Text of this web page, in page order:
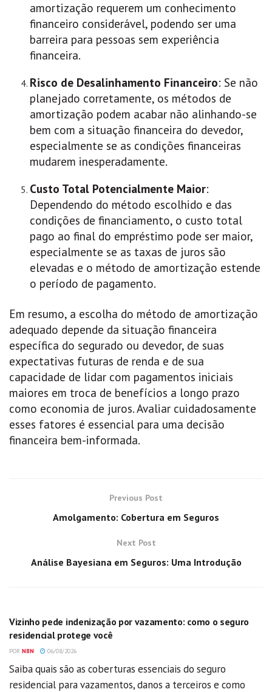
amortização requerem um conhecimento
financeiro considerável, podendo ser uma
barreira para pessoas sem experiência
financeira.
Risco de Desalinhamento Financeiro: Se não
planejado corretamente, os métodos de
amortização podem acabar não alinhando-se
bem com a situação financeira do devedor,
especialmente se as condições financeiras
mudarem inesperadamente.
Custo Total Potencialmente Maior:
Dependendo do método escolhido e das
condições de financiamento, o custo total
pago ao final do empréstimo pode ser maior,
especialmente se as taxas de juros são
elevadas e o método de amortização estende
o período de pagamento.
Em resumo, a escolha do método de amortização
adequado depende da situação financeira
específica do segurado ou devedor, de suas
expectativas futuras de renda e de sua
capacidade de lidar com pagamentos iniciais
maiores em troca de benefícios a longo prazo
como economia de juros. Avaliar cuidadosamente
esses fatores é essencial para uma decisão
financeira bem-informada.
Previous Post
Amolgamento: Cobertura em Seguros
Next Post
Análise Bayesiana em Seguros: Uma Introdução
Vizinho pede indenização por vazamento: como o seguro
residencial protege você
POR N8N 06/08/2026
Saiba quais são as coberturas essenciais do seguro
residencial para vazamentos, danos a terceiros e como